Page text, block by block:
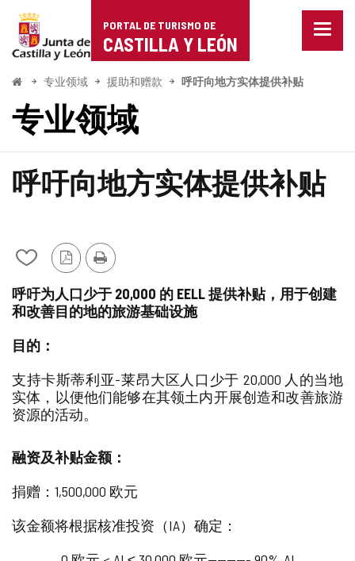
Portal
de
Turismo
de
Castilla
León
PORTAL DE TURISMO DE
CASTILLA Y LEÓN
菜
航
选
项
开
专业领域 援助和赠款 呼吁向地方实体提供补贴
专业领域
呼吁向地方实体提供补贴
从
的
笔
本
添
加/
删
除
PDF
本
打
呼吁为人口少于 20,000 的 EELL 提供补贴，用于创建
和改善目的地的旅游基础设施
目的：
支持卡斯蒂利亚-莱昂大区人口少于 20,000 人的当地
实体，以便他们能够在其领土内开展创造和改善旅游
资源的活动。
融资及补贴金额：
捐赠：1,500,000 欧元
该金额将根据核准投资（IA）确定：